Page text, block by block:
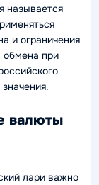
называется
и ограничения
обмена при
валюты
лари важно